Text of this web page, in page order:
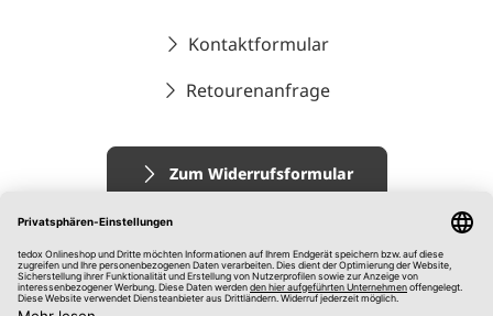
Kontaktformular
Retourenanfrage
Zum Widerrufsformular
Impressum
AGB